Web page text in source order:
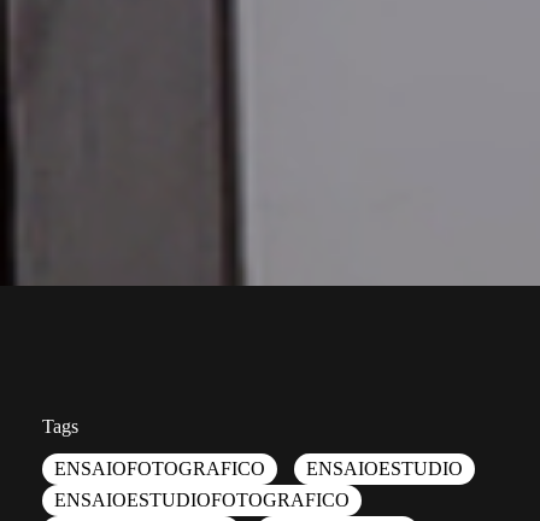
Tags
ENSAIOFOTOGRAFICO
ENSAIOESTUDIO
ENSAIOESTUDIOFOTOGRAFICO